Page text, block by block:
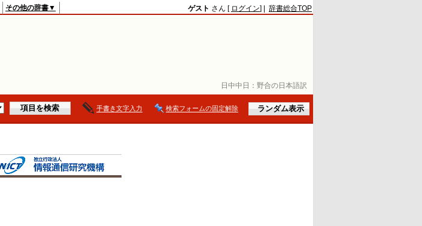
日中中日： 野合の日本語訳
その他の辞書▼ ゲスト さん [ ログイン] | 辞書総合TOP
手書き文字入力 検索フォームの固定解除